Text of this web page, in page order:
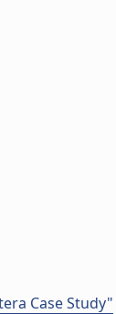
Case Study"